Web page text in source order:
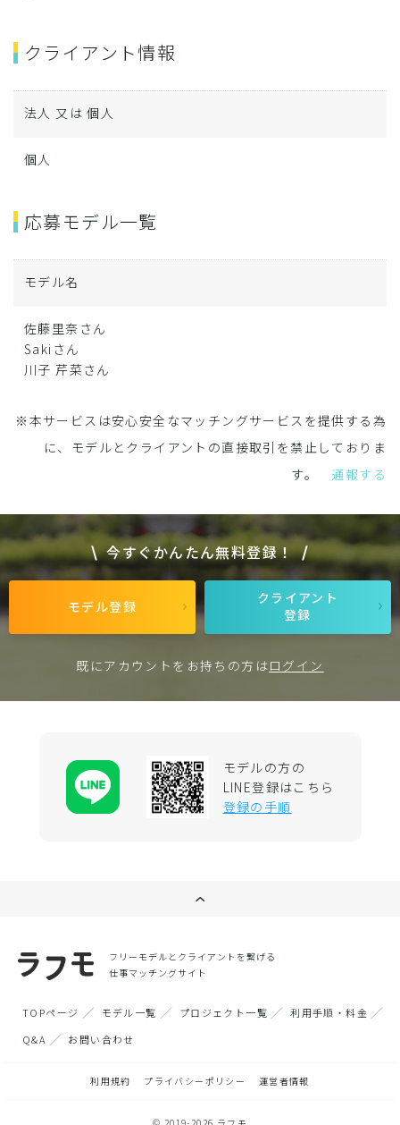
クライアント情報
法人 又は 個人
個人
応募モデル一覧
モデル名
佐藤里奈さん
Sakiさん
川子 芹菜さん
※本サービスは安心安全なマッチングサービスを提供する為
に、モデルとクライアントの直接取引を禁止しておりま
す。通報する
今すぐかんたん無料登録！
モデル登録
クライアント
登録
既にアカウントをお持ちの方はログイン
モデルの方の
LINE登録はこちら
登録の手順
フリーモデルとクライアントを繋げる
仕事マッチングサイト
TOPページ モデル一覧 プロジェクト一覧
利用手順・料金
Q&A
お問い合わせ
利用規約 プライバシーポリシー 運営者情報